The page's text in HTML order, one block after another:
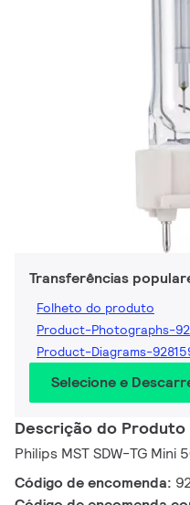
Transferências
Folheto do produto
Product-Photographs-
Product-Diagrams-
Selecione e
Descrição do Produto
Philips MST SDW-TG Mini
Código de encomenda: